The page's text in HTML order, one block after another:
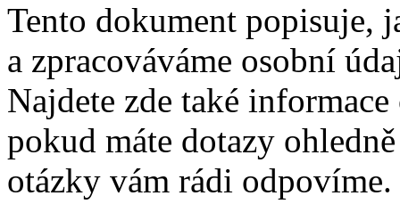
Tento dokument popisuje,
a zpracováváme osobní
Najdete zde také
pokud máte dotazy
otázky vám rádi odpovíme.